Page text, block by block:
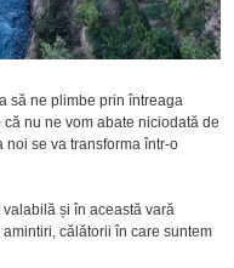
să ne plimbe prin întreaga
nu ne vom abate niciodată de
noi se va transforma într-o
și în această vară
călătorii în care suntem